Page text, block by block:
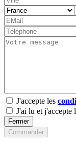
J'accepte les
J'ai lu et j'accepte
Fermer
Commander